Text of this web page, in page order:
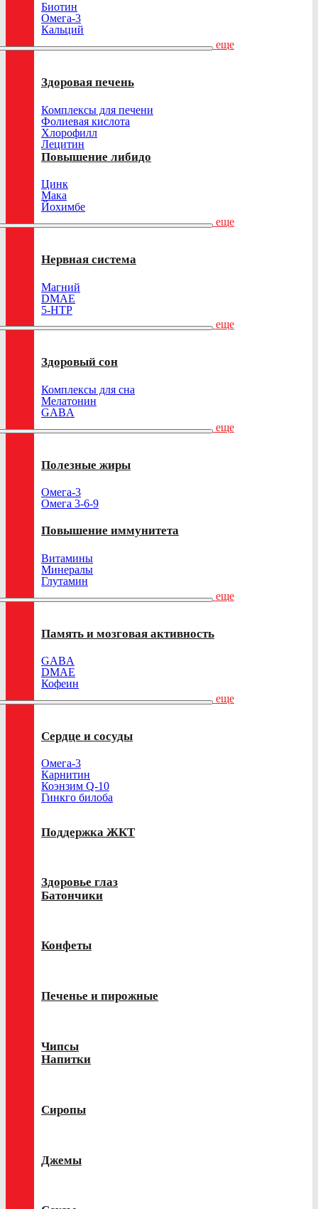
Биотин
Омега-3
Кальций
еще
Здоровая печень
Комплексы для печени
Фолиевая кислота
Хлорофилл
Лецитин
Повышение либидо
Цинк
Мака
Йохимбе
еще
Нервная система
Магний
DMAE
5-HTP
еще
Здоровый сон
Комплексы для сна
Мелатонин
GABA
еще
Полезные жиры
Омега-3
Омега 3-6-9
Повышение иммунитета
Витамины
Минералы
Глутамин
еще
Память и мозговая активность
GABA
DMAE
Кофеин
еще
Сердце и сосуды
Омега-3
Карнитин
Коэнзим Q-10
Гинкго билоба
Поддержка ЖКТ
Здоровье глаз
Батончики
Конфеты
Печенье и пирожные
Чипсы
Напитки
Сиропы
Джемы